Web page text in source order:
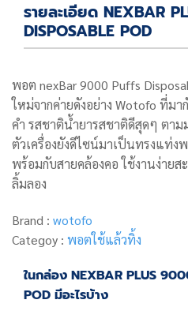
รายละเอียด NEXBAR
DISPOSABLE POD
พอต nexBar 9000 Puffs
ใหม่จากค่ายดังอย่าง Wotofo ที่ม
คำ รสชาติน้ำยารสชาติดีสุดๆ ตา
ตัวเครื่องยังดีไซน์มาเป็นทรงแท่ง
พร้อมกับสายคล้องคอ ใช้งานง่าย
ลิ้มลอง
Brand : wotofo
Categoy : พอตใช้แล้วทิ้ง
ในกล่อง NEXBAR PLUS
POD มีอะไรบ้าง